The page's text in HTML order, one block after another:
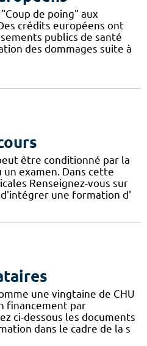
de poing" aux
crédits européens ont
publics de santé
des dommages suite à
être conditionné par la
un examen. Dans cette
Renseignez-vous sur
une formation d'
une vingtaine de CHU
financement par
ci-dessous les documents
dans le cadre de la s